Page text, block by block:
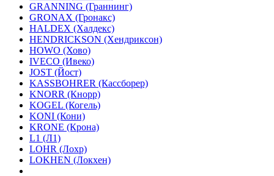
GRANNING (Граннинг)
GRONAX (Гронакс)
HALDEX (Халдекс)
HENDRICKSON (Хендриксон)
HOWO (Хово)
IVECO (Ивеко)
JOST (Йост)
KASSBOHRER (Касcборер)
KNORR (Кнорр)
KOGEL (Когель)
KONI (Кони)
KRONE (Крона)
L1 (Л1)
LOHR (Лохр)
LOKHEN (Локхен)